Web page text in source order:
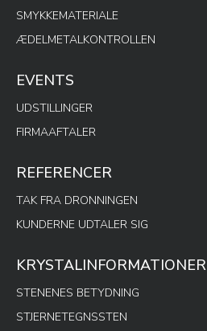
SMYKKEMATERIALE
ÆDELMETALKONTROLLEN
EVENTS
UDSTILLINGER
FIRMAAFTALER
REFERENCER
TAK FRA DRONNINGEN
KUNDERNE UDTALER SIG
KRYSTALINFORMATIONER
STENENES BETYDNING
STJERNETEGNSSTEN